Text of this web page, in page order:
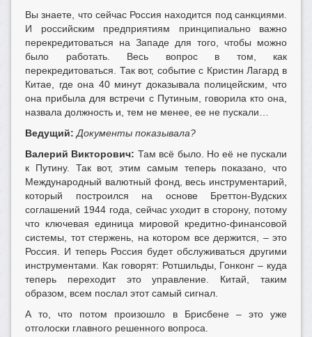
Вы знаете, что сейчас Россия находится под санкциями.
И российским предприятиям принципиально важно
перекредитоваться на Западе для того, чтобы можно
было работать. Весь вопрос в том, как
перекредитоваться. Так вот, событие с Кристин Лагард в
Китае, где она 40 минут доказывала полицейским, что
она прибыла для встречи с Путиным, говорила кто она,
назвала должность и, тем не менее, ее не пускали…
Ведущий: Документы показывала?
Валерий Викторович: Там всё было. Но её не пускали
к Путину. Так вот, этим самым теперь показано, что
Международный валютный фонд, весь инструментарий,
который построился на основе Бреттон-Вудских
соглашений 1944 года, сейчас уходит в сторону, потому
что ключевая единица мировой кредитно-финансовой
системы, тот стержень, на котором все держится, – это
Россия. И теперь Россия будет обслуживаться другими
инструментами. Как говорят: Ротшильды, Гонконг – куда
теперь переходит это управление. Китай, таким
образом, всем послал этот самый сигнал.
А то, что потом произошло в Брисбене – это уже
отголоски главного решенного вопроса.